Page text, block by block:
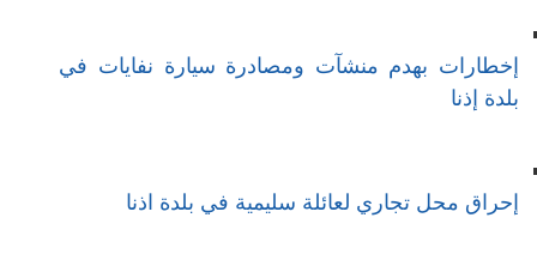
إخطارات بهدم منشآت ومصادرة سيارة نفايات في
بلدة إذنا
إحراق محل تجاري لعائلة سليمية في بلدة اذنا